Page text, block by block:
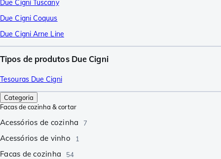
Due Cigni Tuscany
Due Cigni Coquus
Due Cigni Arne Line
Tipos de produtos Due Cigni
Tesouras Due Cigni
Categoria
Facas de cozinha & cortar
Acessórios de cozinha 7
Acessórios de vinho 1
Facas de cozinha 54